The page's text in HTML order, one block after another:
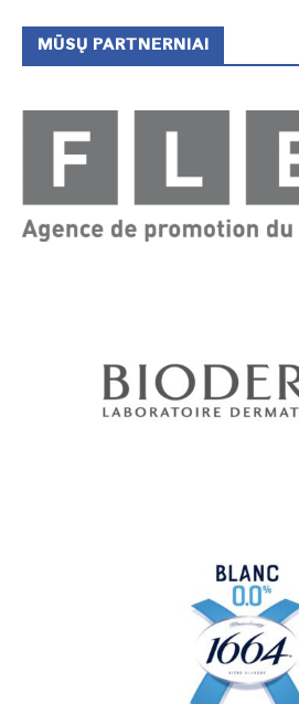
MŪSŲ PARTNERNIAI